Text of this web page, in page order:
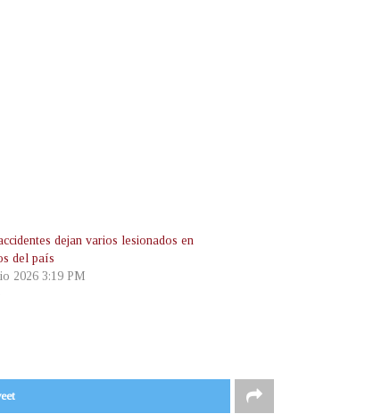
dejan varios lesionados en
del país
2026 3:19 PM